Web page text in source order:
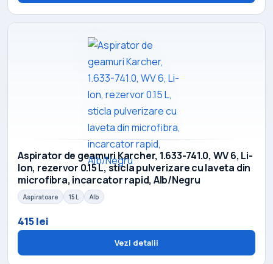
Aspirator de geamuri Karcher, 1.633-741.0, WV 6, Li-
Ion, rezervor 0.15 L, sticla pulverizare cu laveta din
microfibra, incarcator rapid, Alb/Negru
Aspiratoare 15 L Alb
415 lei
Vezi detalii